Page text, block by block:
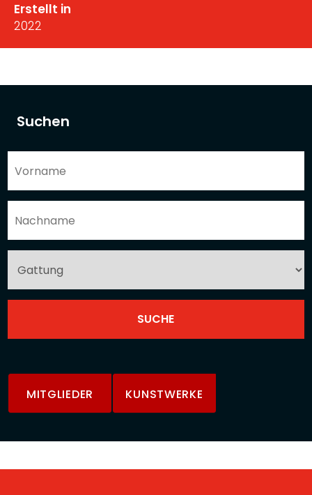
Suchen
MITGLIEDER KUNSTWERKE
Erstellt in
2022